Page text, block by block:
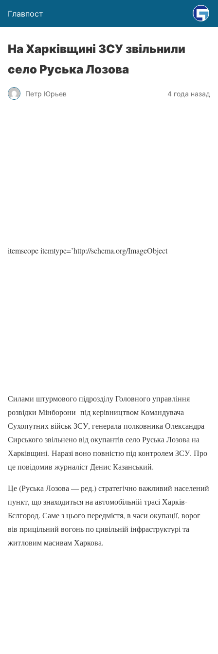
Главпост
На Харківщині ЗСУ звільнили
село Руська Лозова
Петр Юрьев 4 года назад
itemscope itemtype=’http://schema.org/ImageObject
Силами штурмового підрозділу Головного управління
розвідки Мінборони під керівництвом Командувача
Сухопутних військ ЗСУ, генерала-полковника Олександра
Сирського звільнено від окупантів село Руська Лозова на
Харківщині. Наразі воно повністю під контролем ЗСУ. Про
це повідомив журналіст Денис Казанський.
Це (Руська Лозова — ред.) стратегічно важливий населений
пункт, що знаходиться на автомобільній трасі Харків-
Бєлгород. Саме з цього передмістя, в часи окупації, ворог
вів прицільний вогонь по цивільній інфраструктурі та
житловим масивам Харкова.